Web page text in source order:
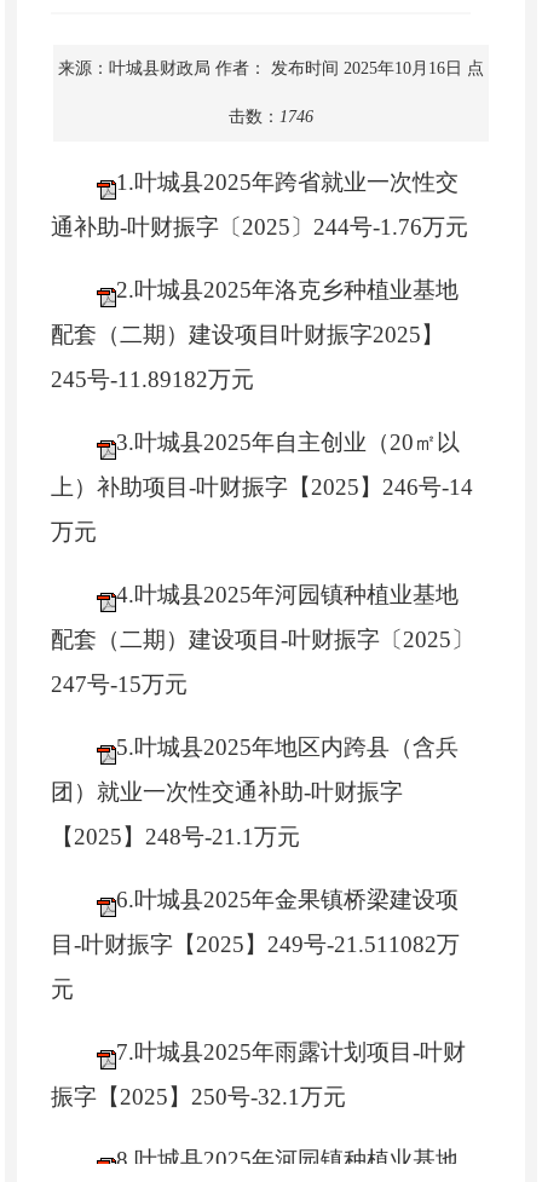
来源：叶城县财政局 作者： 发布时间 2025年10月16日 点
击数： 1746
1.叶城县2025年跨省就业一次性交
通补助-叶财振字〔2025〕244号-1.76万元
2.叶城县2025年洛克乡种植业基地
配套（二期）建设项目叶财振字2025】
245号-11.89182万元
3.叶城县2025年自主创业（20㎡以
上）补助项目-叶财振字【2025】246号-14
万元
4.叶城县2025年河园镇种植业基地
配套（二期）建设项目-叶财振字〔2025〕
247号-15万元
5.叶城县2025年地区内跨县（含兵
团）就业一次性交通补助-叶财振字
【2025】248号-21.1万元
6.叶城县2025年金果镇桥梁建设项
目-叶财振字【2025】249号-21.511082万
元
7.叶城县2025年雨露计划项目-叶财
振字【2025】250号-32.1万元
8.叶城县2025年河园镇种植业基地